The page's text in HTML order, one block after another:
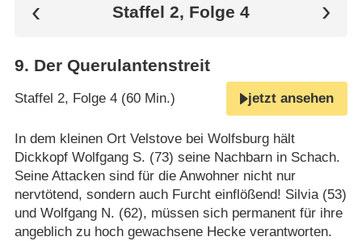
Staffel 2, Folge 4
9. Der Querulantenstreit
Staffel 2, Folge 4 (60 Min.) jetzt ansehen
In dem kleinen Ort Velstove bei Wolfsburg hält
Dickkopf Wolfgang S. (73) seine Nachbarn in Schach.
Seine Attacken sind für die Anwohner nicht nur
nervtötend, sondern auch Furcht einflößend! Silvia (53)
und Wolfgang N. (62), müssen sich permanent für ihre
angeblich zu hoch gewachsene Hecke verantworten.